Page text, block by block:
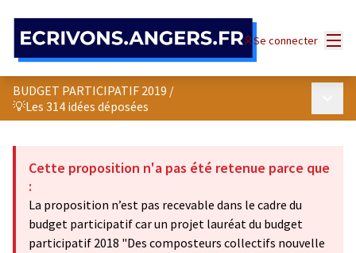
Se connecter
BUDGET PARTICIPATIF 2019 /
💡Les 314 idées déposées
Cette proposition n'a pas été retenue parce que
:
La proposition n’est pas recevable dans le cadre du
budget participatif car un projet lauréat du budget
participatif 2018 "Des composteurs collectifs nouvelle